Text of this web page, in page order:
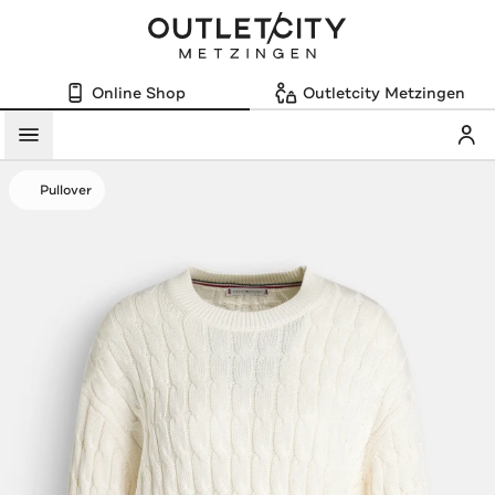
Online Shop Outletcity Metzingen
Menü
Pullover